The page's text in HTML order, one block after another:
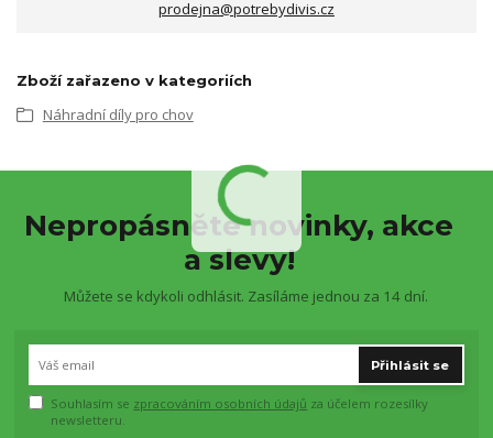
prodejna@potrebydivis.cz
Zboží zařazeno v kategoriích
Náhradní díly pro chov
Nepropásněte novinky, akce
a slevy!
Můžete se kdykoli odhlásit. Zasíláme jednou za 14 dní.
Přihlásit se
Souhlasím se zpracováním osobních údajů za účelem rozesílky
newsletteru.